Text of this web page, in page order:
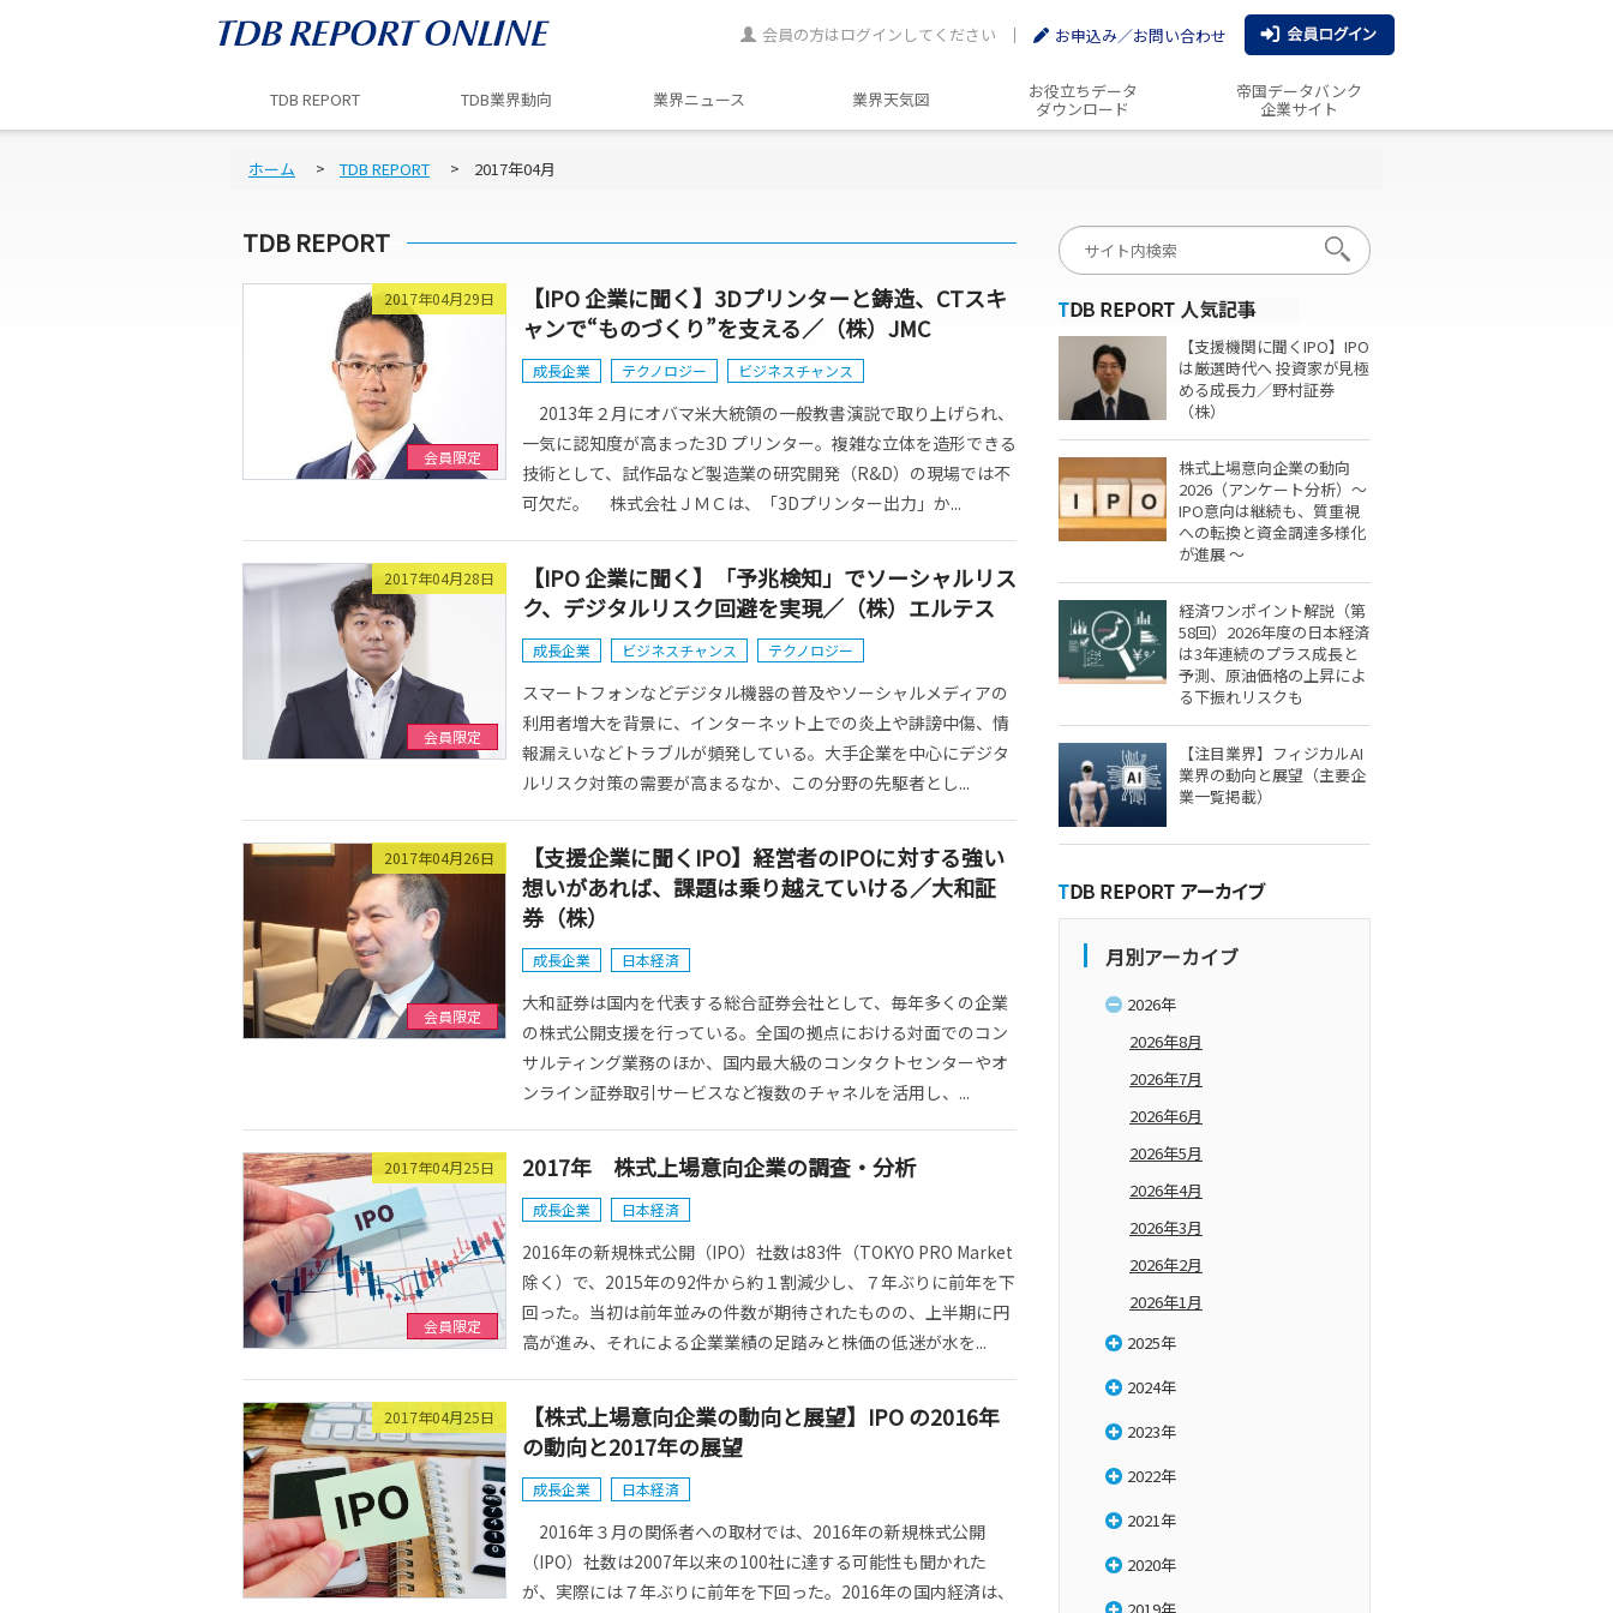
会員の方はログインしてください お申込み／お問い合わせ
TDB REPORT TDB業界動向 業界ニュース 業界天気図 お役立ちデータ
ダウンロード
帝国データバンク
企業サイト
ホーム TDB REPORT 2017年04月
TDB REPORT
2017年04月29日
会員限定
【IPO 企業に聞く】3Dプリンターと鋳造、CTスキ
ャンで“ものづくり”を支える／（株）JMC
成長企業 テクノロジー ビジネスチャンス
2013年２月にオバマ米大統領の一般教書演説で取り上げられ、
一気に認知度が高まった3D プリンター。複雑な立体を造形できる
技術として、試作品など製造業の研究開発（R&D）の現場では不
可欠だ。 株式会社ＪＭＣは、「3Dプリンター出力」か...
2017年04月28日
会員限定
【IPO 企業に聞く】「予兆検知」でソーシャルリス
ク、デジタルリスク回避を実現／（株）エルテス
成長企業 ビジネスチャンス テクノロジー
スマートフォンなどデジタル機器の普及やソーシャルメディアの
利用者増大を背景に、インターネット上での炎上や誹謗中傷、情
報漏えいなどトラブルが頻発している。大手企業を中心にデジタ
ルリスク対策の需要が高まるなか、この分野の先駆者とし...
2017年04月26日
会員限定
【支援企業に聞くIPO】経営者のIPOに対する強い
想いがあれば、課題は乗り越えていける／大和証
券（株）
成長企業 日本経済
大和証券は国内を代表する総合証券会社として、毎年多くの企業
の株式公開支援を行っている。全国の拠点における対面でのコン
サルティング業務のほか、国内最大級のコンタクトセンターやオ
ンライン証券取引サービスなど複数のチャネルを活用し、...
2017年04月25日
会員限定
2017年 株式上場意向企業の調査・分析
成長企業 日本経済
2016年の新規株式公開（IPO）社数は83件（TOKYO PRO Market
除く）で、2015年の92件から約１割減少し、７年ぶりに前年を下
回った。当初は前年並みの件数が期待されたものの、上半期に円
高が進み、それによる企業業績の足踏みと株価の低迷が水を...
2017年04月25日
【株式上場意向企業の動向と展望】IPO の2016年
の動向と2017年の展望
成長企業 日本経済
2016年３月の関係者への取材では、2016年の新規株式公開
（IPO）社数は2007年以来の100社に達する可能性も聞かれた
が、実際には７年ぶりに前年を下回った。2016年の国内経済は、
【支援機関に聞くIPO】IPO
は厳選時代へ 投資家が見極
める成長力／野村証券
（株）
株式上場意向企業の動向
2026（アンケート分析）～
IPO意向は継続も、質重視
への転換と資金調達多様化
が進展 ～
経済ワンポイント解説（第
58回）2026年度の日本経済
は3年連続のプラス成長と
予測、原油価格の上昇によ
る下振れリスクも
【注目業界】フィジカルAI
業界の動向と展望（主要企
業一覧掲載）
月別アーカイブ
2026年
2026年8月
2026年7月
2026年6月
2026年5月
2026年4月
2026年3月
2026年2月
2026年1月
2025年
2024年
2023年
2022年
2021年
2020年